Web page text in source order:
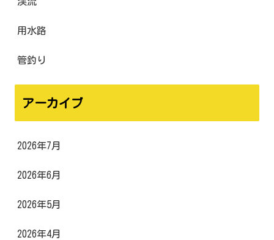
用水路
管釣り
アーカイブ
2026年7月
2026年6月
2026年5月
2026年4月